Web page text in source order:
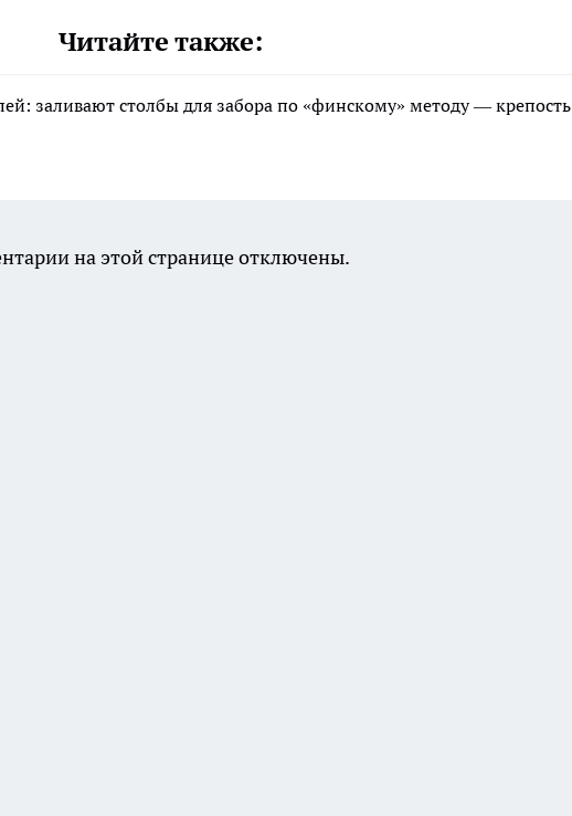
Читайте также:
заливают столбы для забора по «финскому» методу — крепость
на этой странице отключены.